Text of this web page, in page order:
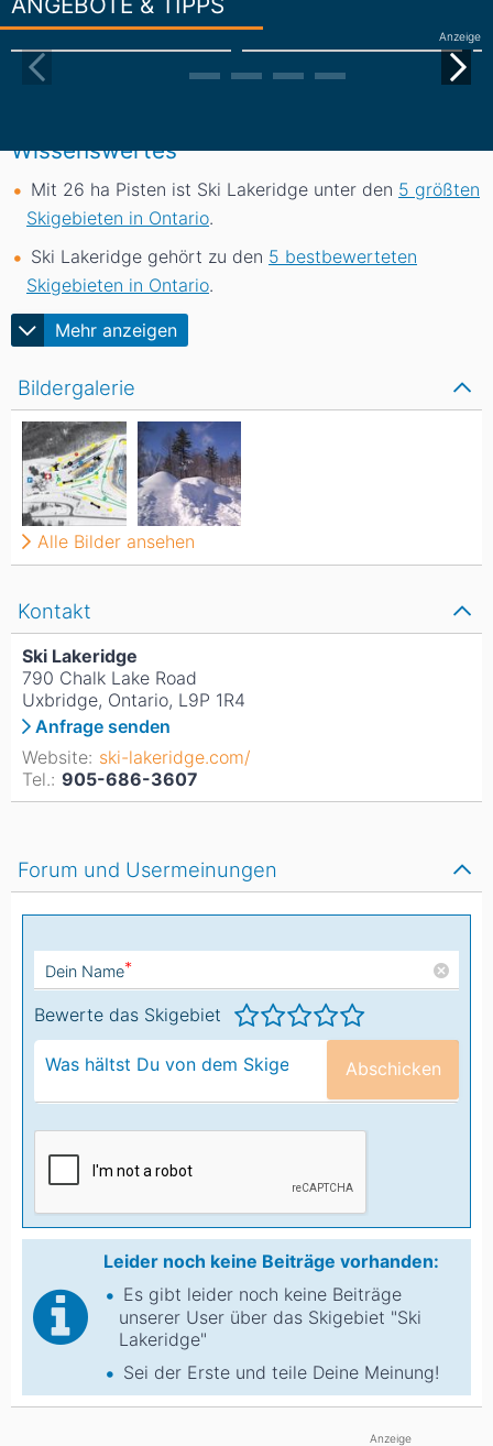
Anzeige
Wissenswertes
Mehr anzeigen
Mit 26 ha Pisten ist Ski Lakeridge unter den 5 größten
Skigebieten in Ontario.
Ski Lakeridge gehört zu den 5 bestbewerteten
Skigebieten in Ontario.
Kontakt
Ski Lakeridge
790 Chalk Lake Road
Uxbridge, Ontario, L9P 1R4
Anfrage senden
Website: ski-lakeridge.com/
Tel.: 905-686-3607
Bildergalerie
Alle Bilder ansehen
Forum und Usermeinungen
Dein Name*
Bewerte das Skigebiet
Abschicken
Leider noch keine Beiträge vorhanden:
Es gibt leider noch keine Beiträge
unserer User über das Skigebiet "Ski
Lakeridge"
Sei der Erste und teile Deine Meinung!
Anzeige